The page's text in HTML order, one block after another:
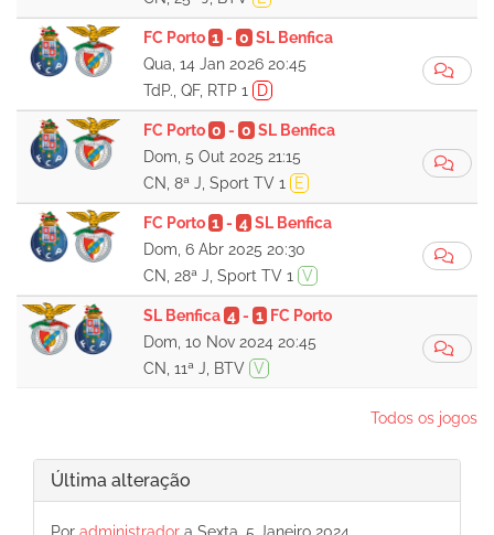
FC Porto 1- 0 SL Benfica
Qua, 14 Jan 2026 20:45
TdP., QF, RTP 1
D
FC Porto 0 - 0 SL Benfica
Dom, 5 Out 2025 21:15
CN, 8ª J, Sport TV 1
E
FC Porto 1- 4 SL Benfica
Dom, 6 Abr 2025 20:30
CN, 28ª J, Sport TV 1
V
SL Benfica 4- 1 FC Porto
Dom, 10 Nov 2024 20:45
CN, 11ª J, BTV V
Todos os jogos
Última alteração